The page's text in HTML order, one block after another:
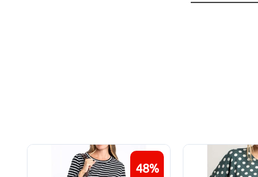
48